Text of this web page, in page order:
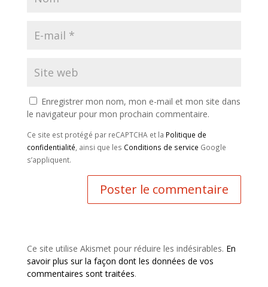
Enregistrer mon nom, mon e-mail et mon site dans
le navigateur pour mon prochain commentaire.
Ce site est protégé par reCAPTCHA et la Politique de
confidentialité, ainsi que les Conditions de service Google
s’appliquent.
Ce site utilise Akismet pour réduire les indésirables. En
savoir plus sur la façon dont les données de vos
commentaires sont traitées.